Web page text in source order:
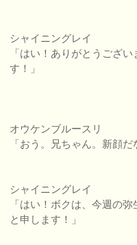
シャイニングレイ
「はい！ありがとうござ
す！」
オウケンブルースリ
「おう。兄ちゃん。新顔だ
シャイニングレイ
「はい！ボクは、今週の
と申します！」